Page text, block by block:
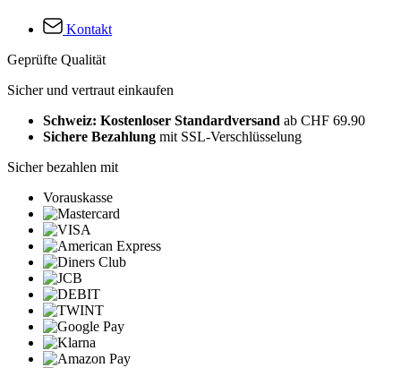
Kontakt
Geprüfte Qualität
Sicher und vertraut einkaufen
Schweiz: Kostenloser Standardversand ab CHF 69.90
Sichere Bezahlung mit SSL-Verschlüsselung
Sicher bezahlen mit
Vorauskasse